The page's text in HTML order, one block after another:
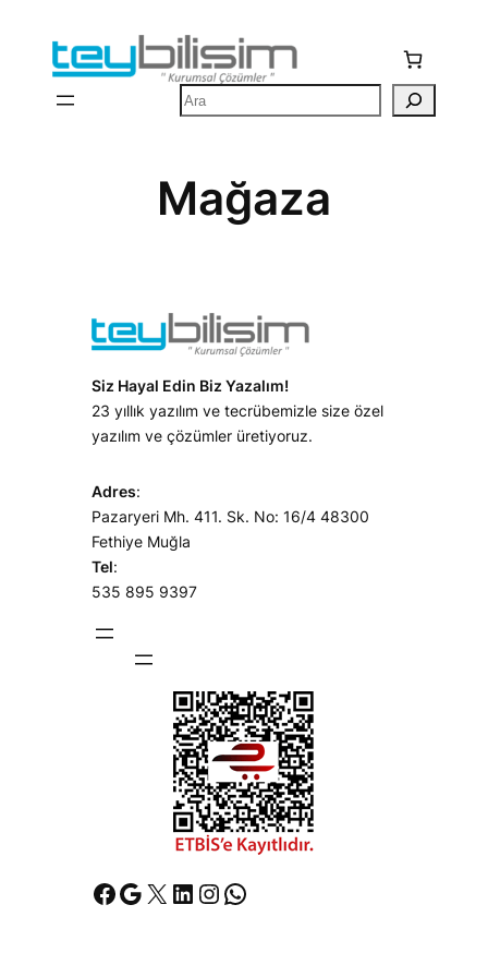
Ara
Mağaza
Siz Hayal Edin Biz Yazalım!
23 yıllık yazılım ve tecrübemizle size özel
yazılım ve çözümler üretiyoruz.
Adres:
Pazaryeri Mh. 411. Sk. No: 16/4 48300
Fethiye Muğla
Tel:
535 895 9397
Facebook Google X LinkedIn Instagram WhatsApp